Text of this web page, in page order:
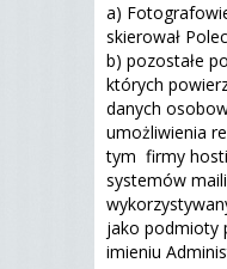
a)
skierował
b) pozostałe
których
danych
umożliwienia
tym firmy
systemów
jako podmioty
imieniu